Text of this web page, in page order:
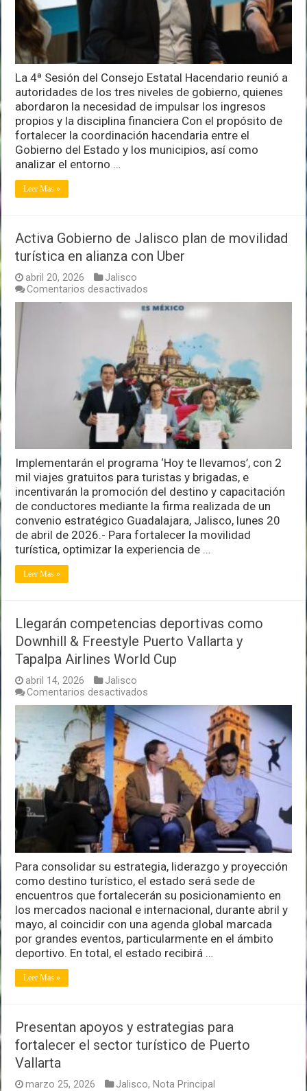
municipios
de
entidad
La 4ª Sesión del Consejo Estatal Hacendario reunió a
autoridades de los tres niveles de gobierno, quienes
abordaron la necesidad de impulsar los ingresos
propios y la disciplina financiera Con el propósito de
fortalecer la coordinación hacendaria entre el
Gobierno del Estado y los municipios, así como
analizar el entorno …
Leer Mas »
Activa Gobierno de Jalisco plan de movilidad
turística en alianza con Uber
abril 20, 2026
Jalisco
Comentarios desactivados
Activa
Gobierno
plan
de
movilidad
turística
en
alianza
con
Uber
Implementarán el programa ‘Hoy te llevamos’, con 2
mil viajes gratuitos para turistas y brigadas, e
incentivarán la promoción del destino y capacitación
de conductores mediante la firma realizada de un
convenio estratégico Guadalajara, Jalisco, lunes 20
de abril de 2026.- Para fortalecer la movilidad
turística, optimizar la experiencia de …
Leer Mas »
Llegarán competencias deportivas como
Downhill & Freestyle Puerto Vallarta y
Tapalpa Airlines World Cup
abril 14, 2026
Jalisco
Comentarios desactivados
Llegarán
competencias
deportivas
como
Downhill
&
Freestyle
Puerto
Vallarta
y
Tapalpa
Airlines
World
Cup
Para consolidar su estrategia, liderazgo y proyección
como destino turístico, el estado será sede de
encuentros que fortalecerán su posicionamiento en
los mercados nacional e internacional, durante abril y
mayo, al coincidir con una agenda global marcada
por grandes eventos, particularmente en el ámbito
deportivo. En total, el estado recibirá …
Leer Mas »
Presentan apoyos y estrategias para
fortalecer el sector turístico de Puerto
Vallarta
marzo 25, 2026 Jalisco, Nota Principal